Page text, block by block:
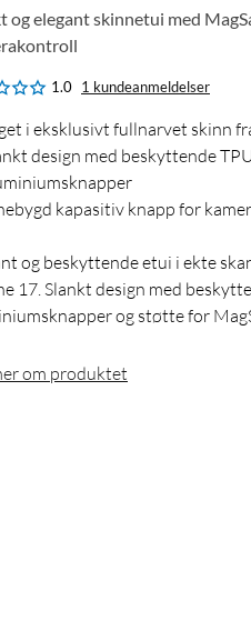
og elegant skinnetui med
1.0 1 kundeanmeldelser
i eksklusivt fullnarvet skinn
design med beskyttende
kapasitiv knapp for
og beskyttende etui i ekte
17. Slankt design med
og støtte for
om produktet